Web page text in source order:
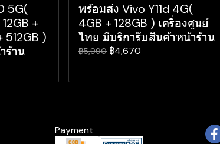
5G(
+
512GB )
ร้าน
พร้อมส่ง Vivo Y11d 4G(
4GB + 128GB ) เครื่องศูนย์
ไทย มีบริการับสินค้าหน้าร้าน
฿5,990 ฿4,670
Payment